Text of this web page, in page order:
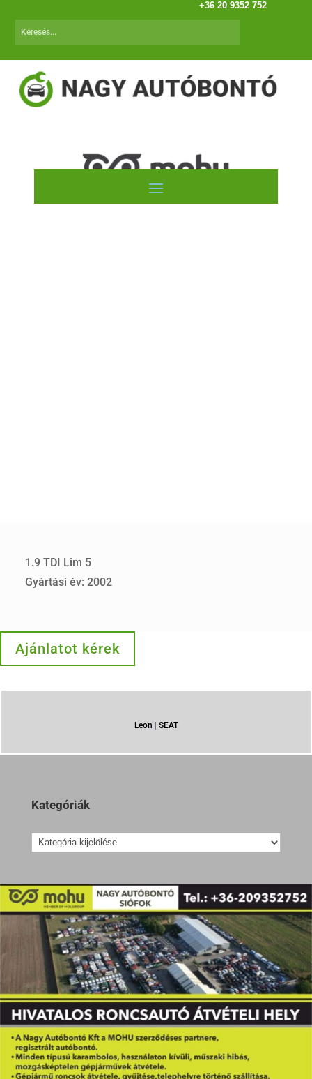
+36 20 9352 752
1.9 TDI Lim 5
Gyártási év: 2002
Ajánlatot kérek
Leon | SEAT
Kategóriák
Kategóriák